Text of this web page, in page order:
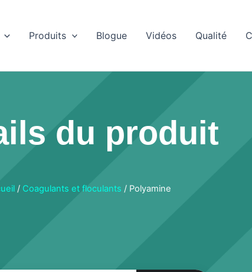
Produits Blogue Vidéos Qualité
du produit
/ Coagulants et floculants / Polyamine